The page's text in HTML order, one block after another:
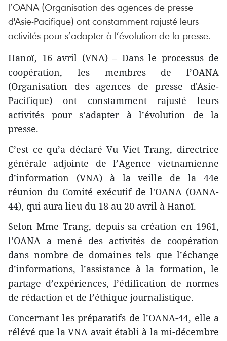
l’OANA (Organisation des agences de presse
d'Asie-Pacifique) ont constamment rajusté leurs
activités pour s’adapter à l’évolution de la presse.
Hanoï, 16 avril (VNA) – Dans le processus de
coopération, les membres de l’OANA
(Organisation des agences de presse d'Asie-
Pacifique) ont constamment rajusté leurs
activités pour s’adapter à l’évolution de la
presse.
C’est ce qu’a déclaré Vu Viet Trang, directrice
générale adjointe de l’Agence vietnamienne
d’information (VNA) à la veille de la 44e
réunion du Comité exécutif de l'OANA (OANA-
44), qui aura lieu du 18 au 20 avril à Hanoï.
Selon Mme Trang, depuis sa création en 1961,
l’OANA a mené des activités de coopération
dans nombre de domaines tels que l’échange
d’informations, l’assistance à la formation, le
partage d’expériences, l’édification de normes
de rédaction et de l’éthique journalistique.
Concernant les préparatifs de l’OANA-44, elle a
rélévé que la VNA avait établi à la mi-décembre